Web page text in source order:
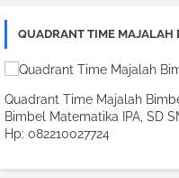
QUADRANT TIME MAJALAH
Quadrant Time Majalah
Bimbel Matematika IPA, SD
Hp: 082210027724